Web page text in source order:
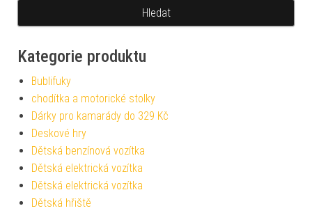
Kategorie produktu
Bublifuky
chodítka a motorické stolky
Dárky pro kamarády do 329 Kč
Deskové hry
Dětská benzínová vozítka
Dětská elektrická vozítka
Dětská elektrická vozítka
Dětská hřiště